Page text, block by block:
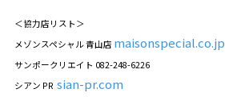
＜協力店リスト＞
メゾンスペシャル 青山店 maisonspecial.co.jp
サンポークリエイト 082-248-6226
シアン PR sian-pr.com